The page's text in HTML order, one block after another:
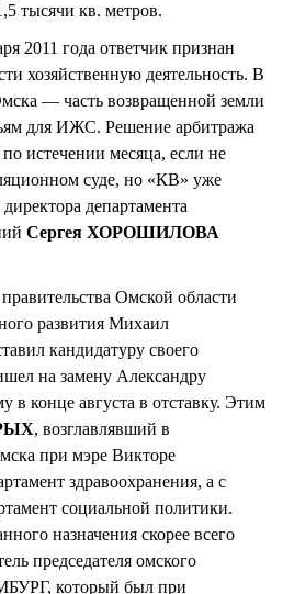
тысячи кв. метров.
2011 года ответчик признан
хозяйственную деятельность. В
— часть возвращенной земли
для ИЖС. Решение арбитража
истечении месяца, если не
суде, но «КВ» уже
департамента
Сергея ХОРОШИЛОВА
Омской области
развития Михаил
кандидатуру своего
на замену Александру
августа в отставку. Этим
, возглавлявший в
при мэре Викторе
здравоохранения, а с
социальной политики.
назначения скорее всего
председателя омского
который был при